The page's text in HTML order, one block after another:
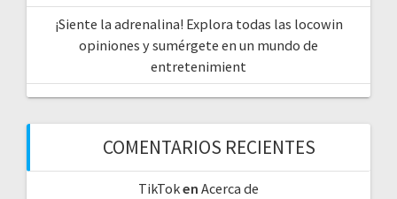
¡Siente la adrenalina! Explora todas las locowin
opiniones y sumérgete en un mundo de
entretenimient
COMENTARIOS RECIENTES
TikToken Acerca de